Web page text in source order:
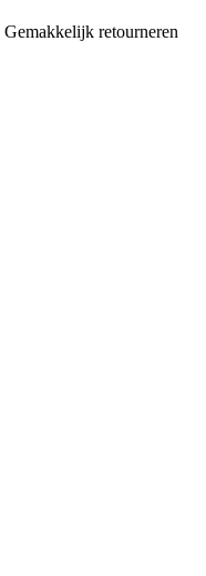
Gemakkelijk retourneren